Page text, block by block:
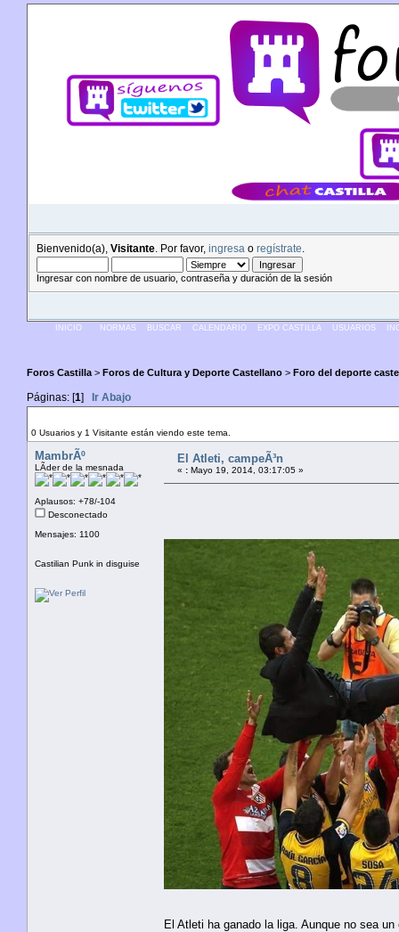
Bienvenido(a), Visitante . Por favor, ingresa o regístrate
Ingresar con nombre de usuario, contraseña y duración de la sesión
INICIO NORMAS BUSCAR CALENDARIO EXPO CASTILLA USUARIOS
Foros Castilla > Foros de Cultura y Deporte Castellano > Foro del deporte
Páginas: [1] Ir Abajo
0 Usuarios y 1 Visitante están viendo este tema.
MambrÃº
LÃ­der de la mesnada
Aplausos: +78/-104
Desconectado
Mensajes: 1100
Castilian Punk in disguise
El Atleti, campeÃ³n
« : Mayo 19, 2014, 03:17:05 »
El Atleti ha ganado la liga. Aunque no sea